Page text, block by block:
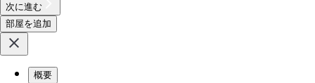
次に進む
部屋を追加
概要